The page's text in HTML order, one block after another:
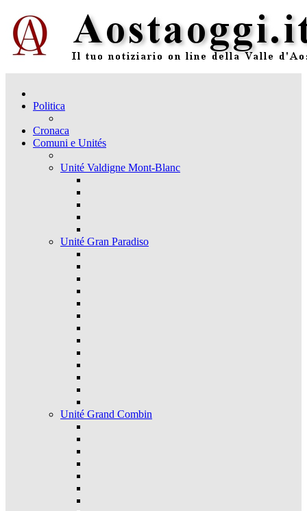
Politica
Cronaca
Comuni e Unités
Unité Valdigne Mont-Blanc
Unité Gran Paradiso
Unité Grand Combin